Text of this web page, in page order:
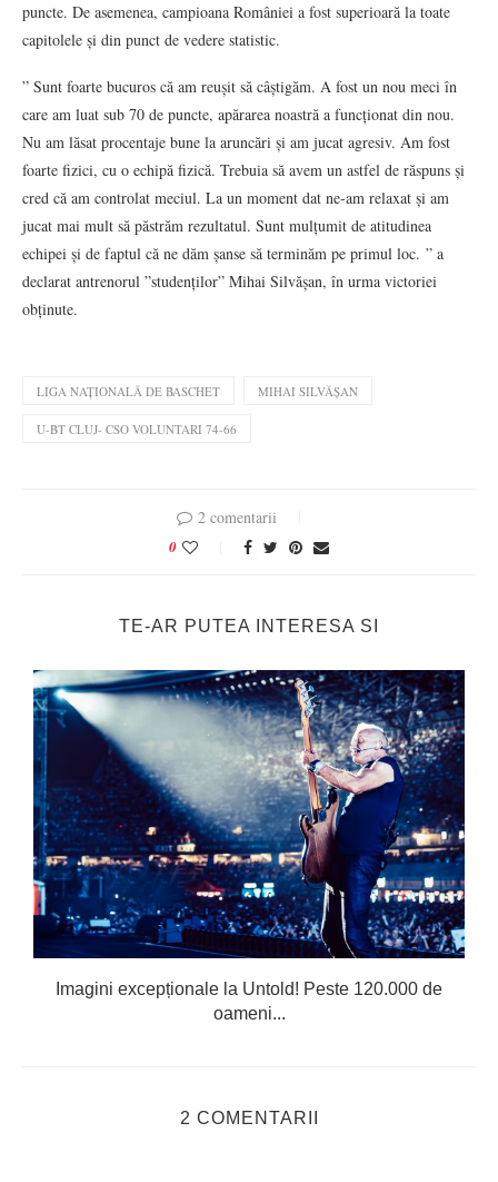
puncte. De asemenea, campioana României a fost superioară la toate
capitolele și din punct de vedere statistic.
” Sunt foarte bucuros că am reușit să câștigăm. A fost un nou meci în
care am luat sub 70 de puncte, apărarea noastră a funcționat din nou.
Nu am lăsat procentaje bune la aruncări și am jucat agresiv. Am fost
foarte fizici, cu o echipă fizică. Trebuia să avem un astfel de răspuns și
cred că am controlat meciul. La un moment dat ne-am relaxat și am
jucat mai mult să păstrăm rezultatul. Sunt mulțumit de atitudinea
echipei și de faptul că ne dăm șanse să terminăm pe primul loc. ” a
declarat antrenorul ”studenților” Mihai Silvășan, în urma victoriei
obținute.
LIGA NAȚIONALĂ DE BASCHET MIHAI SILVĂȘAN
U-BT CLUJ- CSO VOLUNTARI 74-66
2 comentarii
0
TE-AR PUTEA INTERESA SI
Imagini excepționale la Untold! Peste 120.000 de
oameni...
2 COMENTARII